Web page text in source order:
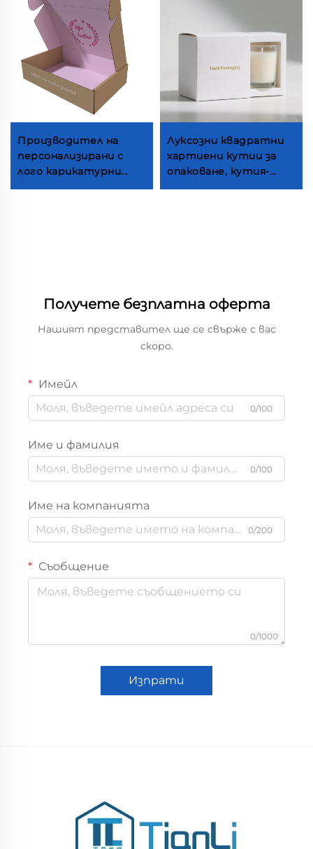
Производител на
персонализирани с
лого карикатурни
Луксозни квадратни
хартиени кутии за
опаковане, кутия-
Получете безплатна оферта
Нашият представител ще се свърже с вас
скоро.
Имейл
0/100
Име и фамилия
0/100
Име на компанията
0/200
Съобщение
0/1000
Изпрати